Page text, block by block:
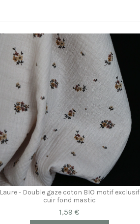
Laure - Double gaze coton BIO motif exclusif
cuir fond mastic
1,59 €